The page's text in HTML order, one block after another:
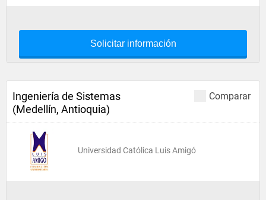
Solicitar información
Comparar
Ingeniería de Sistemas
(Medellín, Antioquia)
Universidad Católica Luis Amigó